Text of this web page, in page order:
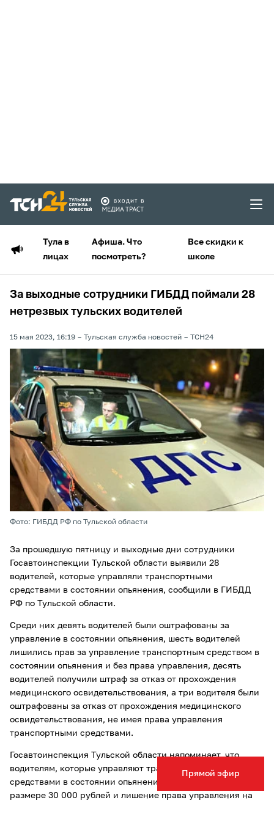
Тула в
лицах
Афиша. Что
посмотреть?
Все скидки к
школе
Прямой эфир
За выходные сотрудники ГИБДД поймали 28
нетрезвых тульских водителей
15 мая 2023, 16:19 Тульская служба новостей ТСН24
Фото: ГИБДД РФ по Тульской области
За прошедшую пятницу и выходные дни сотрудники
Госавтоинспекции Тульской области выявили 28
водителей, которые управляли транспортными
средствами в состоянии опьянения, сообщили в ГИБДД
РФ по Тульской области.
Среди них девять водителей были оштрафованы за
управление в состоянии опьянения, шесть водителей
лишились прав за управление транспортным средством в
состоянии опьянения и без права управления, десять
водителей получили штраф за отказ от прохождения
медицинского освидетельствования, а три водителя были
оштрафованы за отказ от прохождения медицинского
освидетельствования, не имея права управления
транспортными средствами.
Госавтоинспекция Тульской области напоминает, что
водителям, которые управляют транспортными
средствами в состоянии опьянения, грозит штраф в
размере 30 000 рублей и лишение права управления на